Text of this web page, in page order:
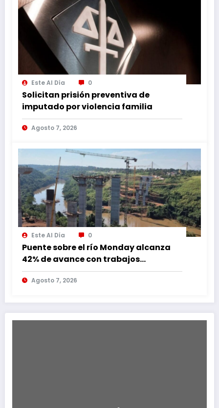
Este Al Día 0
Solicitan prisión preventiva de
imputado por violencia familia
Agosto 7, 2026
Este Al Día 0
Puente sobre el río Monday alcanza
42% de avance con trabajos
continuos
Agosto 7, 2026